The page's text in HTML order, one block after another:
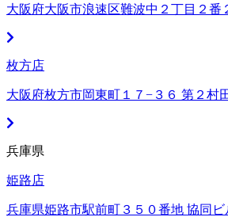
大阪府大阪市浪速区難波中２丁目２番
枚方店
大阪府枚方市岡東町１７−３６ 第２村
兵庫県
姫路店
兵庫県姫路市駅前町３５０番地 協同ビ